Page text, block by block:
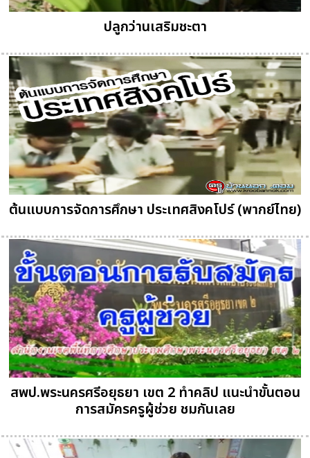
ปลูกว่านเสริมชะตา
ต้นแบบการจัดการศึกษา ประเทศสิงคโปร์ (พากย์ไทย)
สพป.พระนครศรีอยุธยา เขต 2 ทำคลิป แนะนำขั้นตอน
การสมัครครูผู้ช่วย ชมกันเลย